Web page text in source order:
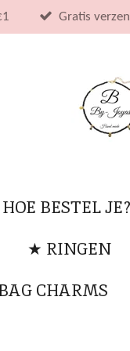
Gratis
BESTEL JE?
★ RINGEN
CHARMS